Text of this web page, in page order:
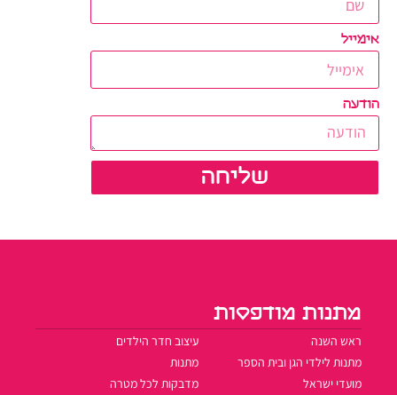
אימייל
הודעה
שליחה
מתנות מודפסות
ראש השנה
עיצוב חדר הילדים
מתנות לילדי הגן ובית הספר
מתנות
מועדי ישראל
מדבקות לכל מטרה